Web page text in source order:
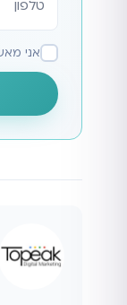
אני